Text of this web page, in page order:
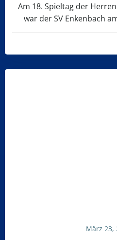
Am 18. Spieltag der
war der SV Enkenbach
März 23,